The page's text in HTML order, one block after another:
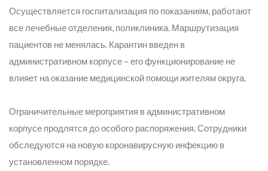
Осуществляется госпитализация по показаниям, работают
все лечебные отделения, поликлиника. Маршрутизация
пациентов не менялась. Карантин введен в
административном корпусе – его функционирование не
влияет на оказание медицинской помощи жителям округа.
Ограничительные мероприятия в административном
корпусе продлятся до особого распоряжения. Сотрудники
обследуются на новую коронавирусную инфекцию в
установленном порядке.